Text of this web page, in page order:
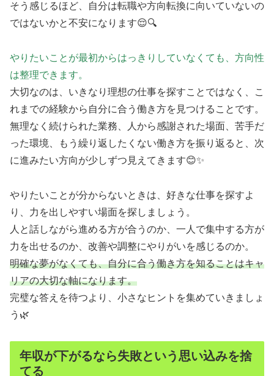
そう感じるほど、自分は転職や方向転換に向いていないの
ではないかと不安になります😌🔍
やりたいことが最初からはっきりしていなくても、方向性
は整理できます。
大切なのは、いきなり理想の仕事を探すことではなく、こ
れまでの経験から自分に合う働き方を見つけることです。
無理なく続けられた業務、人から感謝された場面、苦手だ
った環境、もう繰り返したくない働き方を振り返ると、次
に進みたい方向が少しずつ見えてきます😊✨
やりたいことが分からないときは、好きな仕事を探すよ
り、力を出しやすい場面を探しましょう。
人と話しながら進める方が合うのか、一人で集中する方が
力を出せるのか、改善や調整にやりがいを感じるのか。
明確な夢がなくても、自分に合う働き方を知ることはキャ
リアの大切な軸になります。
完璧な答えを待つより、小さなヒントを集めていきましょ
う🌿
年収が下がるなら失敗という思い込みを捨
てる